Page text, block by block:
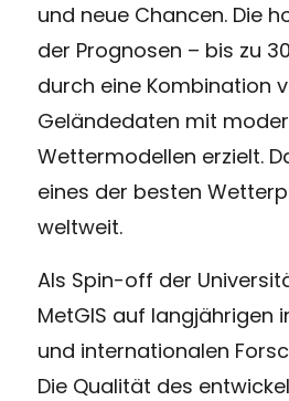
und neue Chancen. Die
der Prognosen – bis zu
durch eine Kombination
Geländedaten mit
Wettermodellen erzielt.
eines der besten
weltweit.
Als Spin-off der
MetGIS auf langjährigen
und internationalen
Die Qualität des